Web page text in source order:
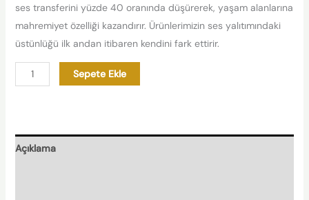
ses transferini yüzde 40 oranında düşürerek, yaşam alanlarına
mahremiyet özelliği kazandırır. Ürünlerimizin ses yalıtımındaki
üstünlüğü ilk andan itibaren kendini fark ettirir.
Sepete Ekle
Açıklama